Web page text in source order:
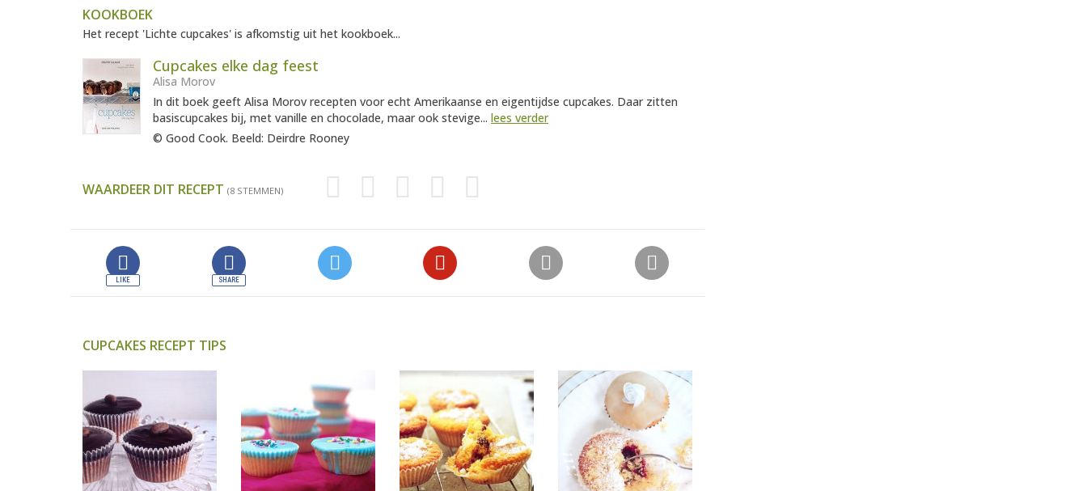
KOOKBOEK
Het recept 'Lichte cupcakes' is afkomstig uit het kookboek...
Cupcakes elke dag feest
Alisa Morov
In dit boek geeft Alisa Morov recepten voor echt Amerikaanse en eigentijdse cupcakes. Daar zitten
basiscupcakes bij, met vanille en chocolade, maar ook stevige... lees verder
© Good Cook. Beeld: Deirdre Rooney
WAARDEER DIT RECEPT (8 STEMMEN)
CUPCAKES RECEPT TIPS